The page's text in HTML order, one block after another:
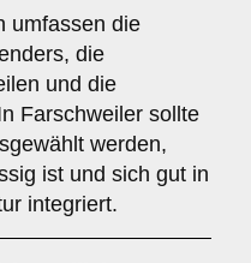
umfassen die
die
und die
Farschweiler sollte
werden,
ist und sich gut in
integriert.